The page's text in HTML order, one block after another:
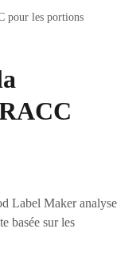
pour les portions
Label Maker analyse
basée sur les